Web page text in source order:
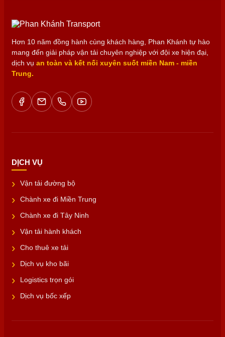
Hơn 10 năm đồng hành cùng khách hàng, Phan Khánh tự hào
mang đến giải pháp vận tải chuyên nghiệp với đội xe hiện đại,
dịch vụ an toàn và kết nối xuyên suốt miền Nam - miền
Trung.
DỊCH VỤ
Vận tải đường bộ
Chành xe đi Miền Trung
Chành xe đi Tây Ninh
Vận tải hành khách
Cho thuê xe tải
Dịch vụ kho bãi
Logistics trọn gói
Dịch vụ bốc xếp